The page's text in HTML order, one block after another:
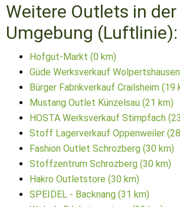
Weitere Outlets in der
Umgebung (Luftlinie):
Hofgut-Markt (0 km)
Güde Werksverkauf
Bürger Fabrikverkauf Crailsheim (19
Mustang Outlet Künzelsau (21 km)
HOSTA Werksverkauf Stimpfach
Stoff Lagerverkauf Oppenweiler
Fashion Outlet Schrozberg (30 km)
Stoffzentrum Schrozberg (30 km)
Hakro Outletstore (30 km)
SPEIDEL - Backnang (31 km)